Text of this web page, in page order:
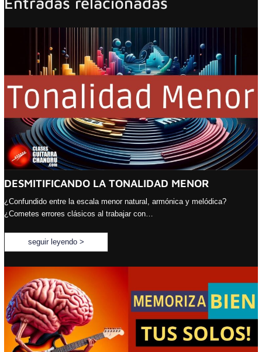
DESMITIFICANDO LA TONALIDAD MENOR
¿Confundido entre la escala menor natural, armónica y melódica?
¿Cometes errores clásicos al trabajar con…
seguir leyendo >